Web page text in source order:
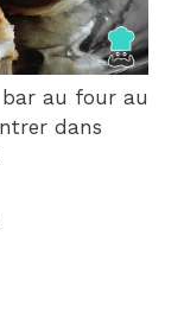
au four au
dans